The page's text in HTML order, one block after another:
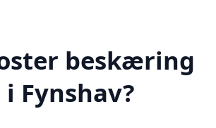
beskæring
Fynshav?